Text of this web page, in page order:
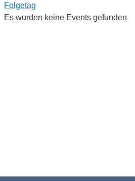
Folgetag
Es wurden keine Events gefunden